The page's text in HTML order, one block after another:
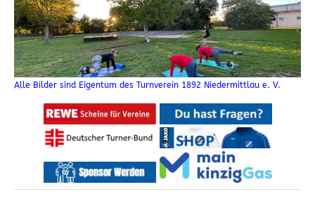
Alle Bilder sind Eigentum des Turnverein 1892 Niedermittlau e. V.